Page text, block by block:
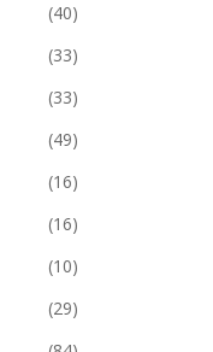
(40)
(33)
(33)
(49)
(16)
(16)
(10)
(29)